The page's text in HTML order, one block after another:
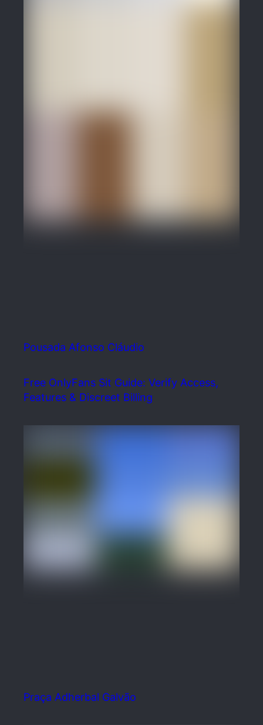
Pousada Afonso Cláudio
Free OnlyFans Sit Guide: Verify Access,
Features & Discreet Billing
Praça Adherbal Galvão